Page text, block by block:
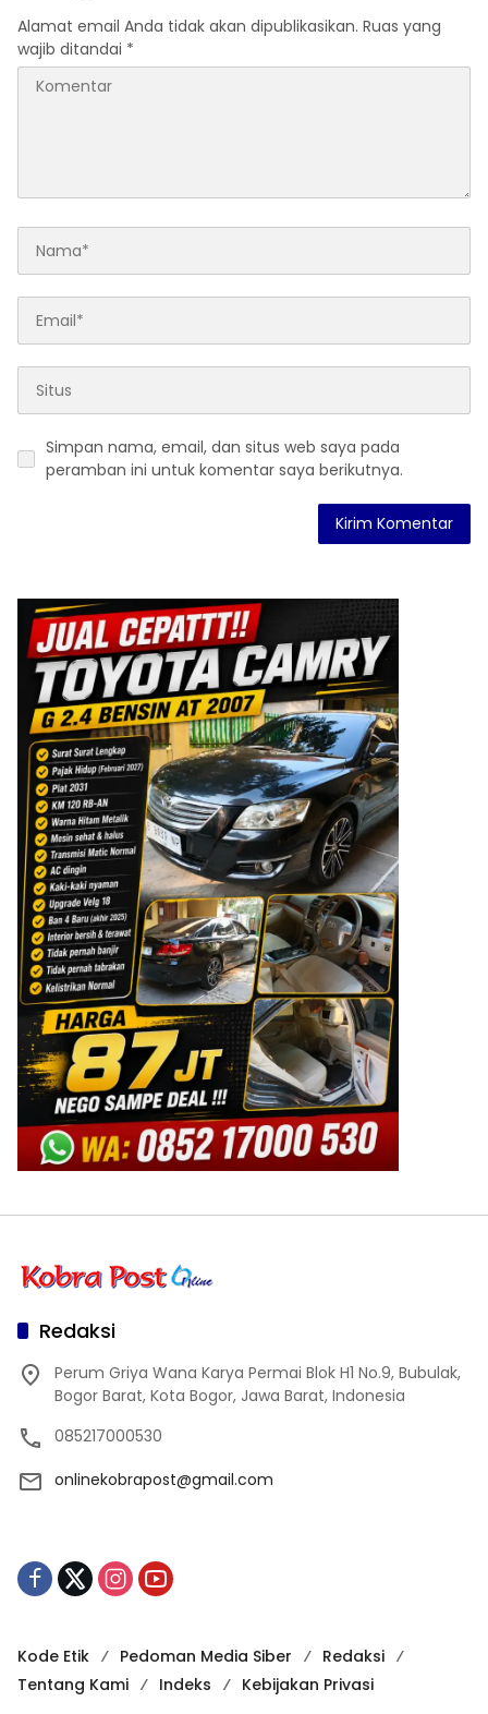
Alamat email Anda tidak akan dipublikasikan. Ruas yang
wajib ditandai *
Simpan nama, email, dan situs web saya pada
peramban ini untuk komentar saya berikutnya.
Redaksi
Perum Griya Wana Karya Permai Blok H1 No.9, Bubulak,
Bogor Barat, Kota Bogor, Jawa Barat, Indonesia
085217000530
onlinekobrapost@gmail.com
Kode Etik Pedoman Media Siber
Redaksi
Tentang Kami
Indeks
Kebijakan Privasi